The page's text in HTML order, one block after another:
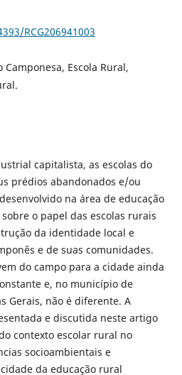
RCG206941003
Camponesa, Escola Rural,
capitalista, as escolas do
prédios abandonados e/ou
na área de educação
o papel das escolas rurais
da identidade local e
e de suas comunidades.
do campo para a cidade ainda
e, no município de
Gerais, não é diferente. A
e discutida neste artigo
contexto escolar rural no
socioambientais e
da educação rural